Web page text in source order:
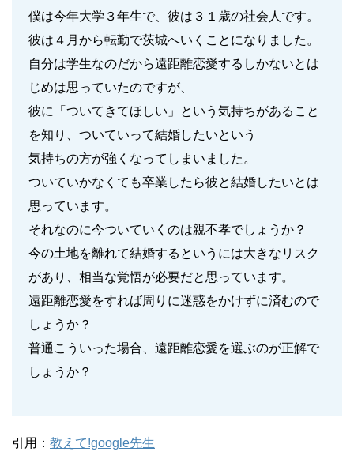
僕は今年大学３年生で、彼は３１歳の社会人です。
彼は４月から転勤で茨城へいくことになりました。
自分は学生なのだから遠距離恋愛するしかないとは
じめは思っていたのですが、
彼に「ついてきてほしい」という気持ちがあること
を知り、ついていって結婚したいという
気持ちの方が強くなってしまいました。
ついていかなくても卒業したら彼と結婚したいとは
思っています。
それなのに今ついていくのは親不孝でしょうか？
今の土地を離れて結婚するというには大きなリスク
があり、相当な覚悟が必要だと思っています。
遠距離恋愛をすれば周りに迷惑をかけずに済むので
しょうか？
普通こういった場合、遠距離恋愛を選ぶのが正解で
しょうか？
引用： 教えて!google先生